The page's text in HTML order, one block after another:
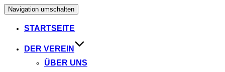
Navigation umschalten
STARTSEITE
DER VEREIN
ÜBER UNS